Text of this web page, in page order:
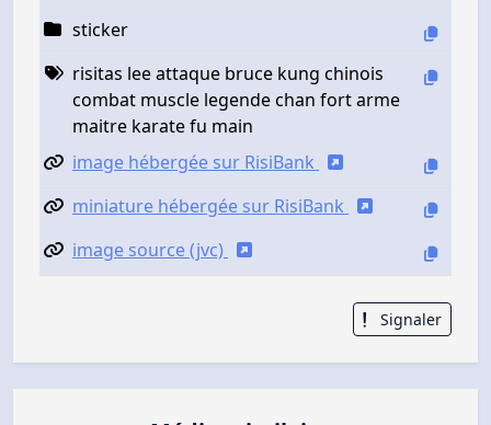
sticker
risitas lee attaque bruce kung chinois
combat muscle legende chan fort arme
maitre karate fu main
image hébergée sur RisiBank
miniature hébergée sur RisiBank
image source (jvc)
Signaler